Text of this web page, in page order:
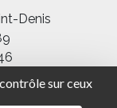
sur ceux
Denis
réservés